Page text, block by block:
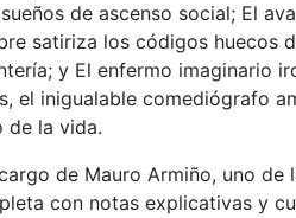
de ascenso social; El
satiriza los códigos huecos
y El enfermo imaginario
el inigualable comediógrafo
de la vida.
de Mauro Armiño, uno
con notas explicativas y